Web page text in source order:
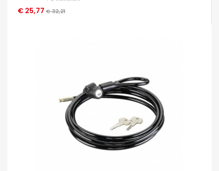
€ 25,77 € 32,21
OCCHIATA VELOCE